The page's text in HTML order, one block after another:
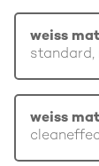
weiss
standard,
weiss